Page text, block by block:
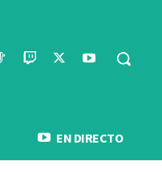
EN DIRECTO